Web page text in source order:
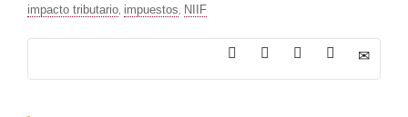
impacto tributario, impuestos, NIIF